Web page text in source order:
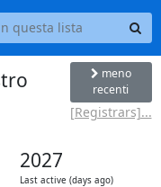
meno
recenti
[Registrars]...
2027
Last active (days ago)